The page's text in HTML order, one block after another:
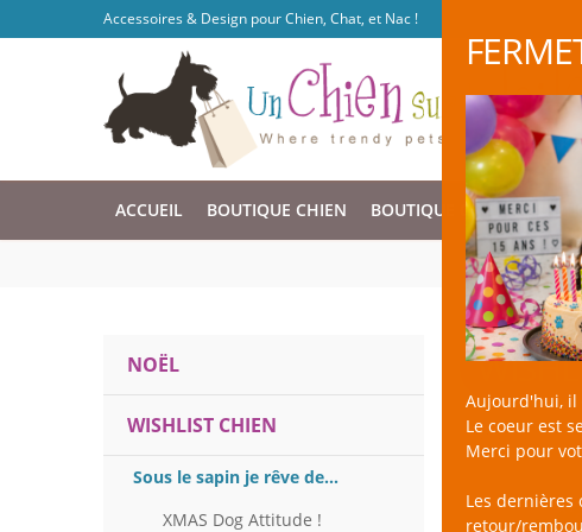
Accessoires & Design pour Chien, Chat, et Nac !
Aujourd'hui, il
Le coeur est
Merci pour
Les dernières
retour/
ACCUEIL BOUTIQUE CHIEN BOUTIQUE CHAT
NOËL
WISHLIST CHIEN
Sous le sapin je rêve de...
XMAS Dog Attitude !